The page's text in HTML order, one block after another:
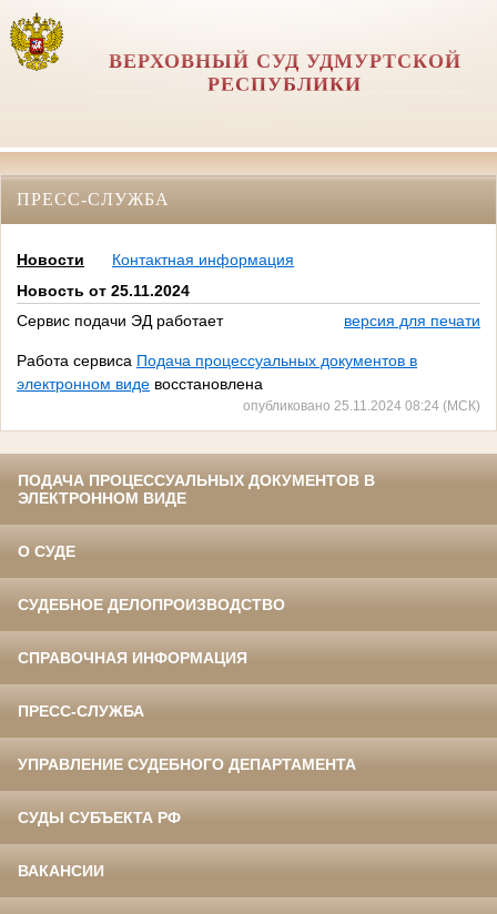
ВЕРХОВНЫЙ СУД УДМУРТСКОЙ
РЕСПУБЛИКИ
ПРЕСС-СЛУЖБА
Новости
Контактная информация
Новость от 25.11.2024
Сервис подачи ЭД работает
версия для печати
Работа сервиса Подача процессуальных документов в
электронном виде восстановлена
опубликовано 25.11.2024 08:24 (МСК)
ПОДАЧА ПРОЦЕССУАЛЬНЫХ ДОКУМЕНТОВ В
ЭЛЕКТРОННОМ ВИДЕ
О СУДЕ
СУДЕБНОЕ ДЕЛОПРОИЗВОДСТВО
СПРАВОЧНАЯ ИНФОРМАЦИЯ
ПРЕСС-СЛУЖБА
УПРАВЛЕНИЕ СУДЕБНОГО ДЕПАРТАМЕНТА
СУДЫ СУБЪЕКТА РФ
ВАКАНСИИ